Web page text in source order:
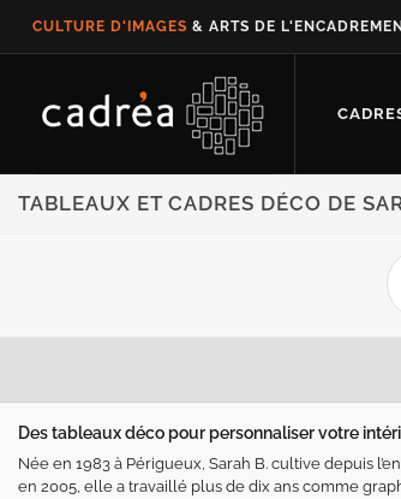
CULTURE D'IMAGES & ARTS DE
TABLEAUX ET CADRES DÉCO DE
Des tableaux déco pour personnaliser votre
Née en 1983 à Périgueux, Sarah B. cultive depuis
en 2005, elle a travaillé plus de dix ans comme